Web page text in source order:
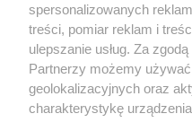
Nie zapomnij
zapoznać się z:
polityką prywatności
Twojemiasto
Piekary Śląskie
Chorzów
Tarnowskie Góry
spersonalizowanych
treści, pomiar reklam i
ulepszanie usług. Za
Partnerzy możemy
geolokalizacyjnych oraz
charakterystykę